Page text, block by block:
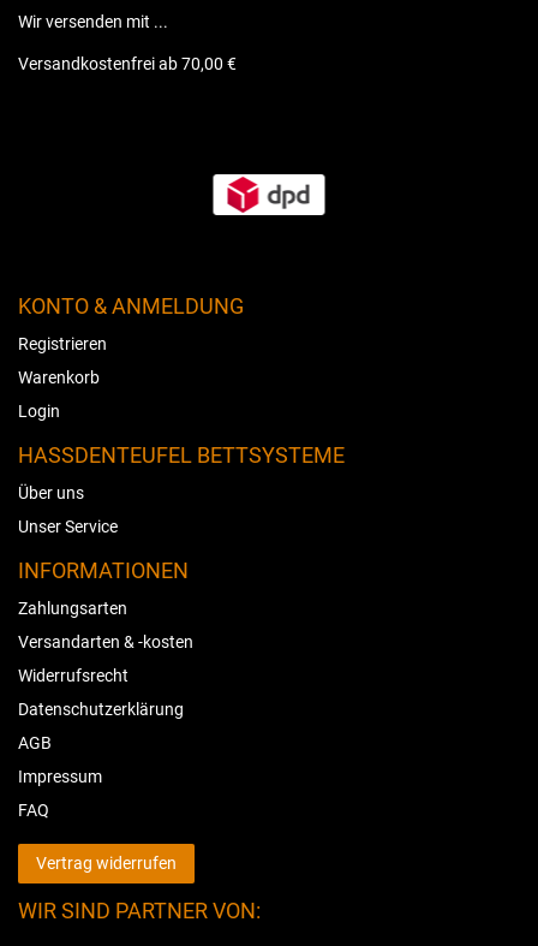
Wir versenden mit ...
Versandkostenfrei ab 70,00 €
KONTO & ANMELDUNG
Registrieren
Warenkorb
Login
HASSDENTEUFEL BETTSYSTEME
Über uns
Unser Service
INFORMATIONEN
Zahlungsarten
Versandarten & -kosten
Widerrufsrecht
Datenschutzerklärung
AGB
Impressum
FAQ
Vertrag widerrufen
WIR SIND PARTNER VON: